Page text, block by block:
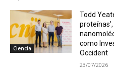
Ciencia
Todd
como
Occident
23/07/2026